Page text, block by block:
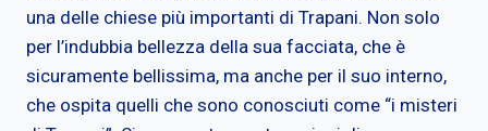
una delle chiese più importanti di Trapani. Non solo
per l’indubbia bellezza della sua facciata, che è
sicuramente bellissima, ma anche per il suo interno,
che ospita quelli che sono conosciuti come “i misteri